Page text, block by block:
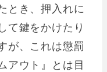
とき、押入れに
て鍵をかけたり
が、これは懲罰
アウト』とは目